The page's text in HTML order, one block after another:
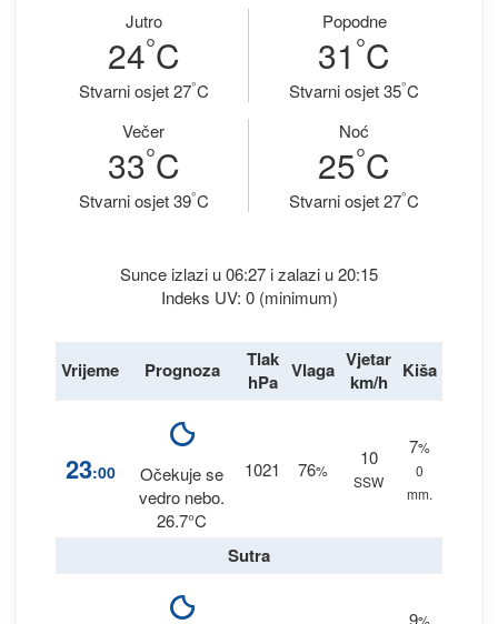
Jutro
24°C
Stvarni osjet 27°C
Popodne
31 °C
Stvarni osjet 35°C
Večer
33°C
Stvarni osjet 39°C
Noć
25°C
Stvarni osjet 27°C
Sunce izlazi u 06:27 i zalazi u 20:15
Indeks UV: 0 (minimum)
Vrijeme Prognoza
Tlak
hPa Vlaga Vjetar
km/h
Kiša
23:00
Očekuje se
vedro nebo.
26.7°C
1021 76%
10
SSW
7%
0
mm.
Sutra
9%